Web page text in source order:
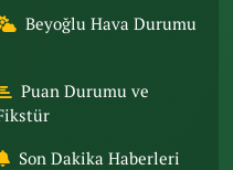
Beyoğlu Hava Durumu
Puan Durumu ve
Son Dakika Haberleri